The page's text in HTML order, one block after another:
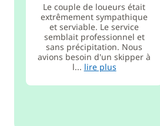
Le couple de loueurs était
extrêmement sympathique
et serviable. Le service
semblait professionnel et
sans précipitation. Nous
avions besoin d'un skipper à
l... lire plus